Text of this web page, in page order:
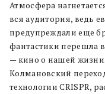
Атмосфера
вся аудитория, ведь
предупреждали еще
фантастики перешла
— кино о нашей
Колмановский
технологии CRISPR,